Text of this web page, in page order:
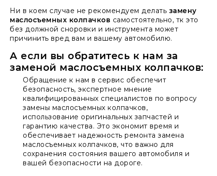
Ни в коем случае не рекомендуем делать замену
маслосъемных колпачков самостоятельно, тк это
без должной сноровки и инструмента может
причинить вред вам и вашему автомобилю.
А если вы обратитесь к нам за
заменой маслосъемных колпачков:
Обращение к нам в сервис обеспечит
безопасность, экспертное мнение
квалифицированных специалистов по вопросу
замены маслосъемных колпачков,
использование оригинальных запчастей и
гарантию качества. Это экономит время и
обеспечивает надежность ремонта замена
маслосъемных колпачков, что важно для
сохранения состояния вашего автомобиля и
вашей безопасности на дороге.